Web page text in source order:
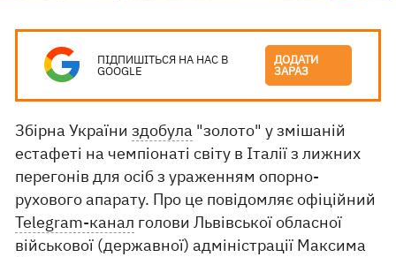
ПІДПИШІТЬСЯ НА НАС В
GOOGLE
ДОДАТИ
ЗАРАЗ
Збірна Україниздобула "золото" у змішаній
естафеті на чемпіонаті світу в Італії з лижних
перегонів для осіб з ураженням опорно-
рухового апарату. Про це повідомляє офіційний
Telegram-канал голови Львівської обласної
військової (державної) адміністрації Максима